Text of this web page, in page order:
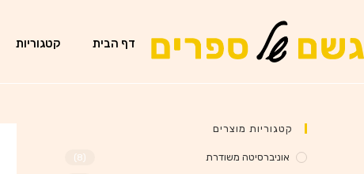
דף הבית קטגוריות
קטגוריות מוצרים
אוניברסיטה משודרת (8)